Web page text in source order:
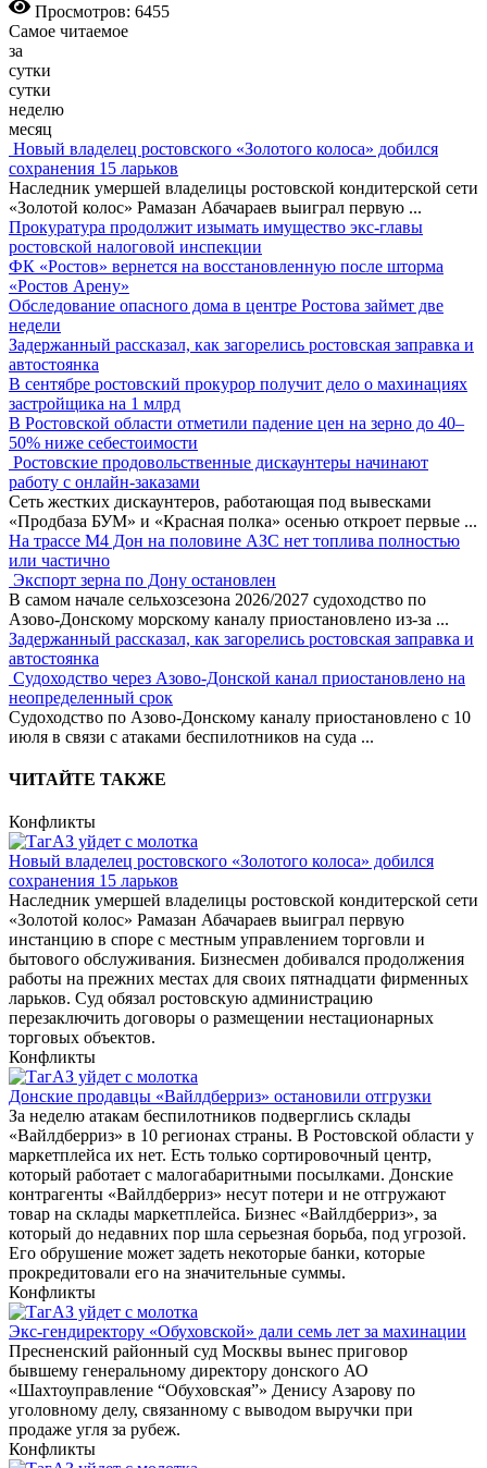
Просмотров: 6455
Самое читаемое
за
сутки
сутки
неделю
месяц
Новый владелец ростовского «Золотого колоса» добился
сохранения 15 ларьков
Наследник умершей владелицы ростовской кондитерской сети
«Золотой колос» Рамазан Абачараев выиграл первую ...
Прокуратура продолжит изымать имущество экс-главы
ростовской налоговой инспекции
ФК «Ростов» вернется на восстановленную после шторма
«Ростов Арену»
Обследование опасного дома в центре Ростова займет две
недели
Задержанный рассказал, как загорелись ростовская заправка и
автостоянка
В сентябре ростовский прокурор получит дело о махинациях
застройщика на 1 млрд
В Ростовской области отметили падение цен на зерно до 40–
50% ниже себестоимости
Ростовские продовольственные дискаунтеры начинают
работу с онлайн-заказами
Сеть жестких дискаунтеров, работающая под вывесками
«Продбаза БУМ» и «Красная полка» осенью откроет первые ...
На трассе М4 Дон на половине АЗС нет топлива полностью
или частично
Экспорт зерна по Дону остановлен
В самом начале сельхозсезона 2026/2027 судоходство по
Азово-Донскому морскому каналу приостановлено из-за ...
Задержанный рассказал, как загорелись ростовская заправка и
автостоянка
Судоходство через Азово-Донской канал приостановлено на
неопределенный срок
Судоходство по Азово-Донскому каналу приостановлено с 10
июля в связи с атаками беспилотников на суда ...
ЧИТАЙТЕ ТАКЖЕ
Конфликты
Новый владелец ростовского «Золотого колоса» добился
сохранения 15 ларьков
Наследник умершей владелицы ростовской кондитерской сети
«Золотой колос» Рамазан Абачараев выиграл первую
инстанцию в споре с местным управлением торговли и
бытового обслуживания. Бизнесмен добивался продолжения
работы на прежних местах для своих пятнадцати фирменных
ларьков. Суд обязал ростовскую администрацию
перезаключить договоры о размещении нестационарных
торговых объектов.
Конфликты
Донские продавцы «Вайлдберриз» остановили отгрузки
За неделю атакам беспилотников подверглись склады
«Вайлдберриз» в 10 регионах страны. В Ростовской области у
маркетплейса их нет. Есть только сортировочный центр,
который работает с малогабаритными посылками. Донские
контрагенты «Вайлдберриз» несут потери и не отгружают
товар на склады маркетплейса. Бизнес «Вайлдберриз», за
который до недавних пор шла серьезная борьба, под угрозой.
Его обрушение может задеть некоторые банки, которые
прокредитовали его на значительные суммы.
Конфликты
Экс-гендиректору «Обуховской» дали семь лет за махинации
Пресненский районный суд Москвы вынес приговор
бывшему генеральному директору донского АО
«Шахтоуправление “Обуховская”» Денису Азарову по
уголовному делу, связанному с выводом выручки при
продаже угля за рубеж.
Конфликты